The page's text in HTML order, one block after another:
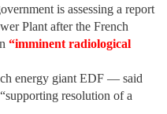
is assessing a report
Plant after the French
“imminent radiological
energy giant EDF — said
resolution of a